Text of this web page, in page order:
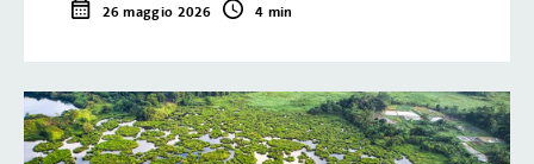
26 maggio 2026 4 min